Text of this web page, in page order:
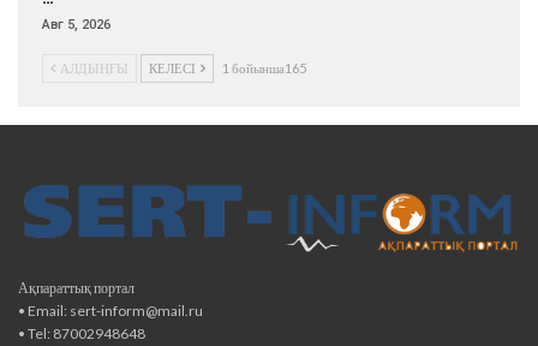
Авг 5, 2026
АЛДЫҢҒЫ КЕЛЕСІ 1 бойынша165
Ақпараттық портал
• Email: sert-inform@mail.ru
• Tel: 87002948648